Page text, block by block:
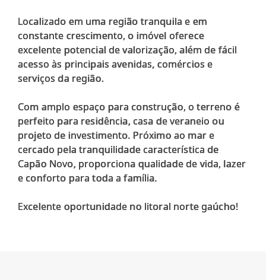
Localizado em uma região tranquila e em
constante crescimento, o imóvel oferece
excelente potencial de valorização, além de fácil
acesso às principais avenidas, comércios e
serviços da região.
Com amplo espaço para construção, o terreno é
perfeito para residência, casa de veraneio ou
projeto de investimento. Próximo ao mar e
cercado pela tranquilidade característica de
Capão Novo, proporciona qualidade de vida, lazer
e conforto para toda a família.
Excelente oportunidade no litoral norte gaúcho!